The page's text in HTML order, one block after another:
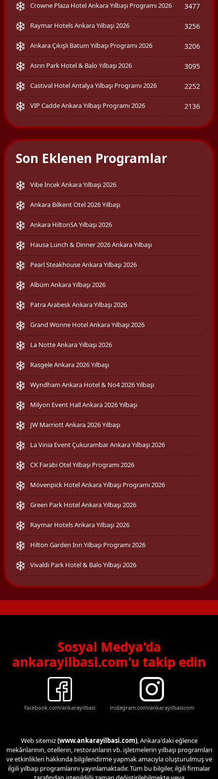
Crowne Plaza Hotel Ankara Yılbaşı Programı 2026 3477
Raymar Hotels Ankara Yılbaşı 2026 3256
Ankara Çıkışlı Batum Yılbaşı Programı 2026 3206
Asrın Park Hotel & Balo Yılbaşı 2026 3095
Castival Hotel Antalya Yılbaşı Programı 2026 2252
VIP Cadde Ankara Yılbaşı Programı 2026 2136
Son Eklenen Programlar
Vibe İncek Ankara Yılbaşı 2026
Ankara Bilkent Otel 2026 Yılbaşı
Ankara HiltonSA Yılbaşı 2026
Hausa Lunch & Dinner 2026 Ankara Yılbaşı
Pearl Steakhouse Ankara Yılbaşı 2026
Albüm Ankara Yılbaşı 2026
Patra Arabesk Ankara Yılbaşı 2026
Grand Wonne Hotel Ankara Yılbaşı 2026
La Notte Ankara Yılbaşı 2026
Rasgele Ankara 2026 Yılbaşı
Wyndham Ankara Hotel & No4 2026 Yılbaşı
Milyon Event Hall Ankara 2026 Yılbaşı
JW Marriott Ankara 2026 Yılbaşı
La Vinia Event Çukurambar Ankara Yılbaşı 2026
CK Farabi Otel Yılbaşı Programı 2026
Mövenpick Hotel Ankara Yılbaşı Programı 2026
Green Park Hotel Ankara Yılbaşı 2026
Raymar Hotels Ankara Yılbaşı 2026
Hilton Garden Inn Yılbaşı Programı 2026
Vivaldi Park Hotel & Balo Yılbaşı 2026
Sosyal Medya'da
ankarayilbasi.com'u takip edin
facebook.com/ankarayilbasi instagram.com/ankarayilbasicom
Web sitemiz(www.ankarayilbasi.com), Ankara'daki eğlence
mekânlarının, otellerin, restoranların vb. işletmelerin yılbaşı programları
ve etkinlikleri hakkında bilgilendirme yapmak amacıyla oluşturulmuş ve
ilgili yılbaşı programlarını yayınlamaktadır. Tüm bu bilgiler, ilgili firmalar